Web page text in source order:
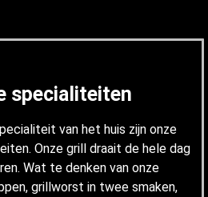
specialiteiten
van het huis zijn onze
Onze grill draait de hele dag
Wat te denken van onze
grillworst in twee smaken,